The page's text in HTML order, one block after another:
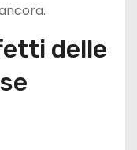
delle